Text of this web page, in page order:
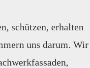
schützen, erhalten
uns darum. Wir